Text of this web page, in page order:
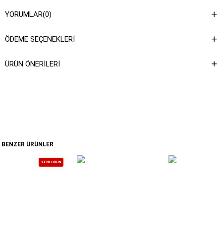
talimatına ulaşabilirsiniz.
YORUMLAR(0)
ÖDEME SEÇENEKLERI
ÜRÜN ÖNERILERI
BENZER ÜRÜNLER
YENI ÜRÜN